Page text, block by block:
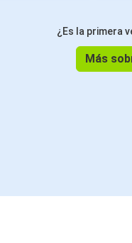
¿Es la primera
Más